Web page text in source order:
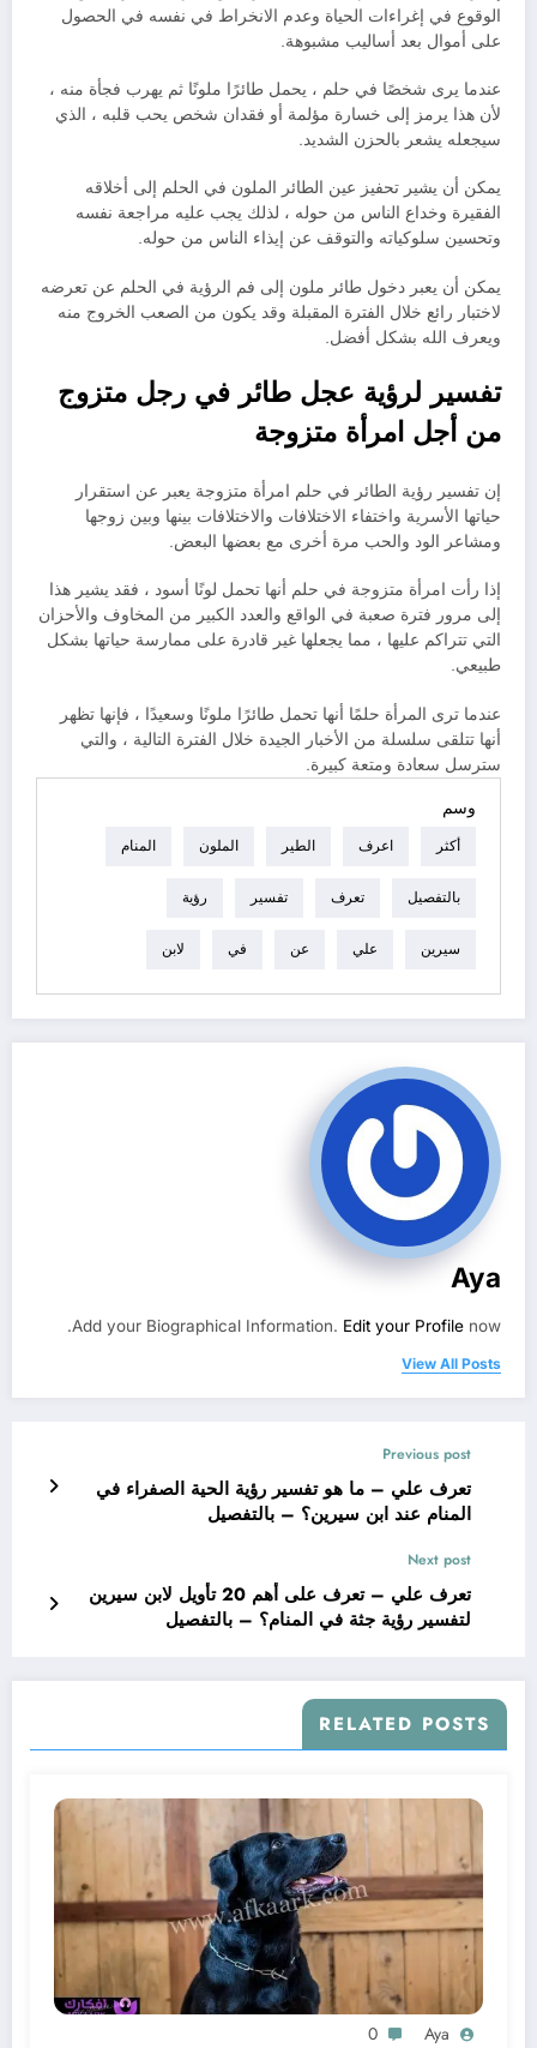
الوقوع في إغراءات الحياة وعدم الانخراط في نفسه في الحصول
على أموال بعد أساليب مشبوهة.
عندما يرى شخصًا في حلم ، يحمل طائرًا ملونًا ثم يهرب فجأة منه ،
لأن هذا يرمز إلى خسارة مؤلمة أو فقدان شخص يحب قلبه ، الذي
سيجعله يشعر بالحزن الشديد.
يمكن أن يشير تحفيز عين الطائر الملون في الحلم إلى أخلاقه
الفقيرة وخداع الناس من حوله ، لذلك يجب عليه مراجعة نفسه
وتحسين سلوكياته والتوقف عن إيذاء الناس من حوله.
يمكن أن يعبر دخول طائر ملون إلى فم الرؤية في الحلم عن تعرضه
لاختبار رائع خلال الفترة المقبلة وقد يكون من الصعب الخروج منه
ويعرف الله بشكل أفضل.
تفسير لرؤية عجل طائر في رجل متزوج
من أجل امرأة متزوجة
إن تفسير رؤية الطائر في حلم امرأة متزوجة يعبر عن استقرار
حياتها الأسرية واختفاء الاختلافات والاختلافات بينها وبين زوجها
ومشاعر الود والحب مرة أخرى مع بعضها البعض.
إذا رأت امرأة متزوجة في حلم أنها تحمل لونًا أسود ، فقد يشير هذا
إلى مرور فترة صعبة في الواقع والعدد الكبير من المخاوف والأحزان
التي تتراكم عليها ، مما يجعلها غير قادرة على ممارسة حياتها بشكل
طبيعي.
عندما ترى المرأة حلمًا أنها تحمل طائرًا ملونًا وسعيدًا ، فإنها تظهر
أنها تتلقى سلسلة من الأخبار الجيدة خلال الفترة التالية ، والتي
سترسل سعادة ومتعة كبيرة.
وسم
أكثر اعرف الطير الملون المنام
بالتفصيل تعرف تفسير رؤية
سيرين علي عن في لابن
Aya
Add your Biographical Information. Edit your Profile now.
View All Posts
Previous post
تعرف علي – ما هو تفسير رؤية الحية الصفراء في
المنام عند ابن سيرين؟ – بالتفصيل
Next post
تعرف علي – تعرف على أهم 20 تأويل لابن سيرين
لتفسير رؤية جثة في المنام؟ – بالتفصيل
RELATED POSTS
Aya
0